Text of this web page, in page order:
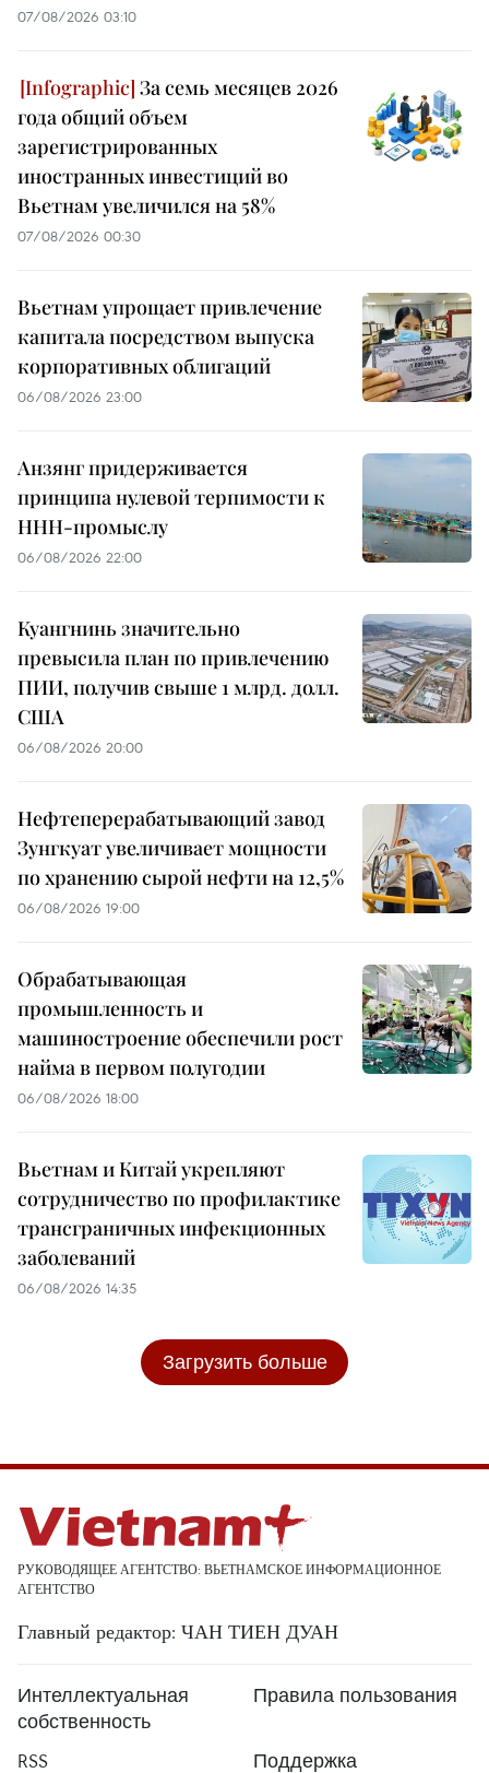
07/08/2026 03:10
За семь месяцев 2026
года общий объем
зарегистрированных
иностранных инвестиций во
Вьетнам увеличился на 58%
07/08/2026 00:30
Вьетнам упрощает привлечение
капитала посредством выпуска
корпоративных облигаций
06/08/2026 23:00
Анзянг придерживается
принципа нулевой терпимости к
ННН-промыслу
06/08/2026 22:00
Куангнинь значительно
превысила план по привлечению
ПИИ, получив свыше 1 млрд. долл.
США
06/08/2026 20:00
Нефтеперерабатывающий завод
Зунгкуат увеличивает мощности
по хранению сырой нефти на 12,5%
06/08/2026 19:00
Обрабатывающая
промышленность и
машиностроение обеспечили рост
найма в первом полугодии
06/08/2026 18:00
Вьетнам и Китай укрепляют
сотрудничество по профилактике
трансграничных инфекционных
заболеваний
06/08/2026 14:35
Загрузить больше
РУКОВОДЯЩЕЕ АГЕНТСТВО: ВЬЕТНАМСКОЕ ИНФОРМАЦИОННОЕ
АГЕНТСТВО
Главный редактор: ЧАН ТИЕН ДУАН
Интеллектуальная
собственность
Правила пользования
RSS Поддержка